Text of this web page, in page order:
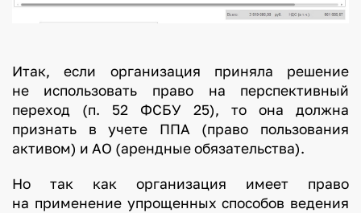
Итак, если организация приняла решение
не использовать право на перспективный
переход (п. 52 ФСБУ 25), то она должна
признать в учете ППА (право пользования
активом) и АО (арендные обязательства).
Но так как организация имеет право
на применение упрощенных способов ведения